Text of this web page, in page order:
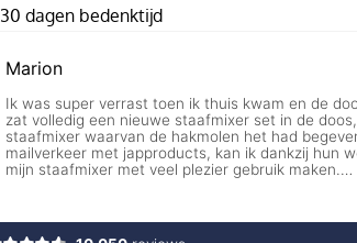
30 dagen bedenktijd